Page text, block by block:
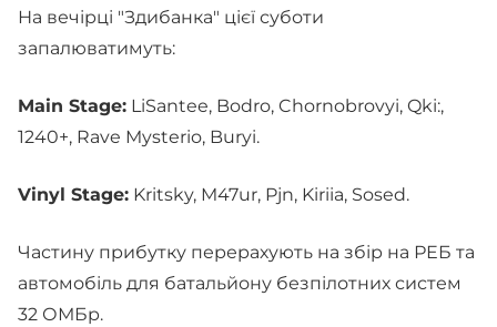
На вечірці "Здибанка" цієї суботи
запалюватимуть:
Main Stage: LiSantee, Bodro, Chornobrovyi, Qki:,
1240+, Rave Mysterio, Buryi.
Vinyl Stage: Kritsky, M47ur, Pjn, Kiriia, Sosed.
Частину прибутку перерахують на збір на РЕБ та
автомобіль для батальйону безпілотних систем
32 ОМБр.